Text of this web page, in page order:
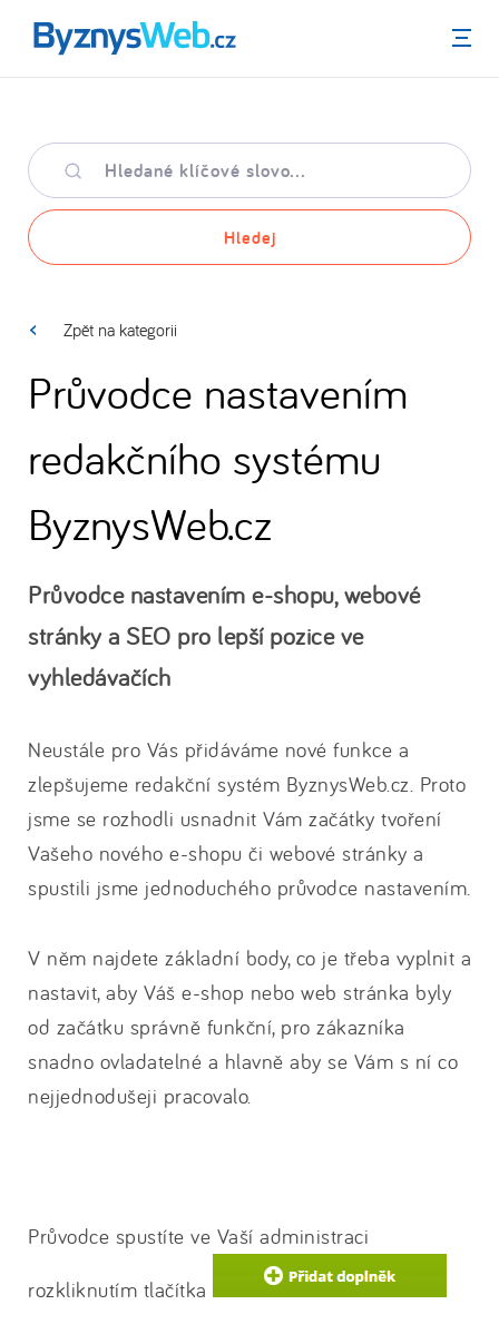
Menu
Hledané
klíčové
slovo
Hledej
Zpět na kategorii
Průvodce nastavením
redakčního systému
ByznysWeb.cz
Průvodce nastavením e-shopu, webové
stránky a SEO pro lepší pozice ve
vyhledávačích
Neustále pro Vás přidáváme nové funkce a
zlepšujeme redakční systém ByznysWeb.cz. Proto
jsme se rozhodli usnadnit Vám začátky tvoření
Vašeho nového e-shopu či webové stránky a
spustili jsme jednoduchého průvodce nastavením.
V něm najdete základní body, co je třeba vyplnit a
nastavit, aby Váš e-shop nebo web stránka byly
od začátku správně funkční, pro zákazníka
snadno ovladatelné a hlavně aby se Vám s ní co
nejjednodušeji pracovalo.
Průvodce spustíte ve Vaší administraci
rozkliknutím tlačítka